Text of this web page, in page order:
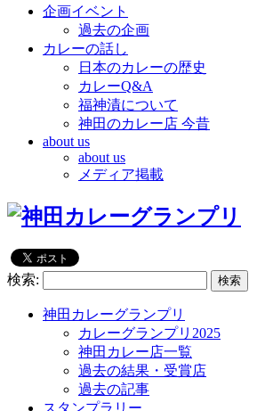
企画イベント
過去の企画
カレーの話し
日本のカレーの歴史
カレーQ&A
福神漬について
神田のカレー店 今昔
about us
about us
メディア掲載
検索:
神田カレーグランプリ
カレーグランプリ2025
神田カレー店一覧
過去の結果・受賞店
過去の記事
スタンプラリー